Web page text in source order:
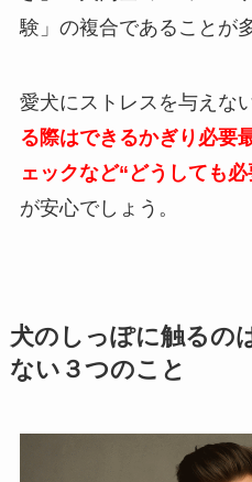
験」の複合であることが
愛犬にストレスを与えな
る際はできるかぎり必要
ェックなど“どうしても
が安心でしょう。
犬のしっぽに触るの
ない３つのこと